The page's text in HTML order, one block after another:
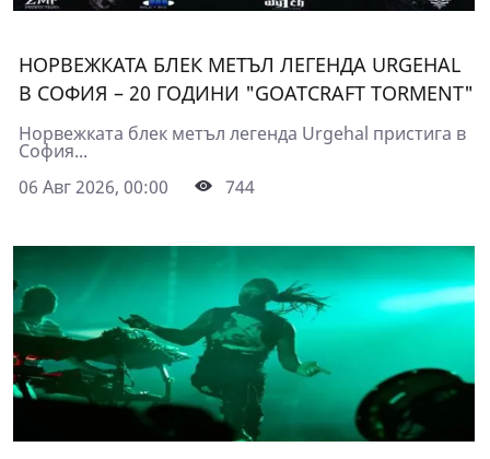
НОРВЕЖКАТА БЛЕК МЕТЪЛ ЛЕГЕНДА URGEHAL
В СОФИЯ – 20 ГОДИНИ "GOATCRAFT TORMENT"
Норвежката блек метъл легенда Urgehal пристига в
София...
06 Авг 2026, 00:00
744